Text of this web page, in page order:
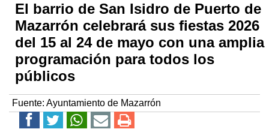
El barrio de San Isidro de Puerto de
Mazarrón celebrará sus fiestas 2026
del 15 al 24 de mayo con una amplia
programación para todos los
públicos
Fuente: Ayuntamiento de Mazarrón